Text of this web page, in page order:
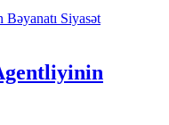
Siyasət